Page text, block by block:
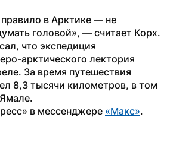
в Арктике — не
головой», — считает Корх.
что экспедиция
За время путешествия
8,3 тысячи километров, в том
в мессенджере «Макс».